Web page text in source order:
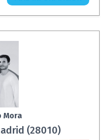
Mora
(28010)